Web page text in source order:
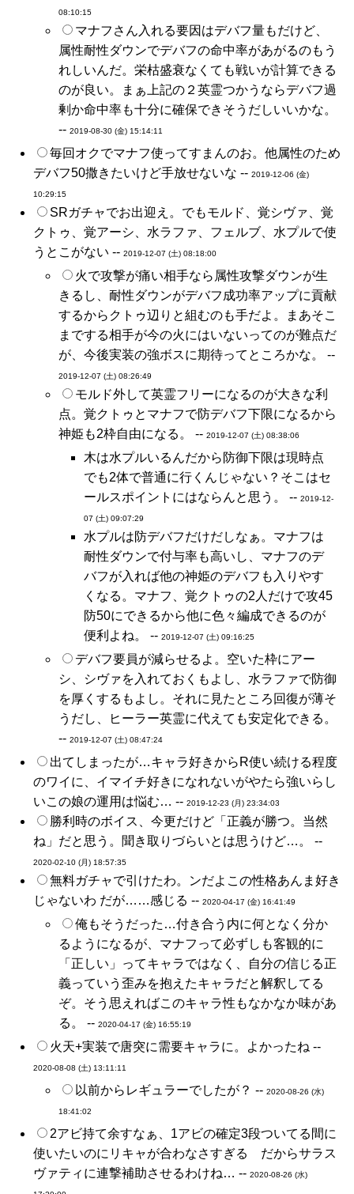
08:10:15
マナフさん入れる要因はデバフ量もだけど、
属性耐性ダウンでデバフの命中率があがるのもう
れしいんだ。栄枯盛衰なくても戦いが計算できる
のが良い。まぁ上記の２英霊つかうならデバフ過
剰か命中率も十分に確保できそうだしいいかな。
-- 2019-08-30 (金) 15:14:11
毎回オクでマナフ使ってすまんのお。他属性のため
デバフ50撒きたいけど手放せないな -- 2019-12-06 (金)
10:29:15
SRガチャでお出迎え。でもモルド、覚シヴァ、覚
クトゥ、覚アーシ、水ラファ、フェルブ、水プルで使
うとこがない -- 2019-12-07 (土) 08:18:00
火で攻撃が痛い相手なら属性攻撃ダウンが生
きるし、耐性ダウンがデバフ成功率アップに貢献
するからクトゥ辺りと組むのも手だよ。まあそこ
までする相手が今の火にはいないってのが難点だ
が、今後実装の強ボスに期待ってところかな。 --
2019-12-07 (土) 08:26:49
モルド外して英霊フリーになるのが大きな利
点。覚クトゥとマナフで防デバフ下限になるから
神姫も2枠自由になる。 -- 2019-12-07 (土) 08:38:06
木は水プルいるんだから防御下限は現時点
でも2体で普通に行くんじゃない？そこはセ
ールスポイントにはならんと思う。 -- 2019-12-
07 (土) 09:07:29
水プルは防デバフだけだしなぁ。マナフは
耐性ダウンで付与率も高いし、マナフのデ
バフが入れば他の神姫のデバフも入りやす
くなる。マナフ、覚クトゥの2人だけで攻45
防50にできるから他に色々編成できるのが
便利よね。 -- 2019-12-07 (土) 09:16:25
デバフ要員が減らせるよ。空いた枠にアー
シ、シヴァを入れておくもよし、水ラファで防御
を厚くするもよし。それに見たところ回復が薄そ
うだし、ヒーラー英霊に代えても安定化できる。
-- 2019-12-07 (土) 08:47:24
出てしまったが…キャラ好きからR使い続ける程度
のワイに、イマイチ好きになれないがやたら強いらし
いこの娘の運用は悩む… -- 2019-12-23 (月) 23:34:03
勝利時のボイス、今更だけど「正義が勝つ。当然
ね」だと思う。聞き取りづらいとは思うけど…。 --
2020-02-10 (月) 18:57:35
無料ガチャで引けたわ。ンだよこの性格あんま好き
じゃないわ だが……感じる -- 2020-04-17 (金) 16:41:49
俺もそうだった…付き合う内に何となく分か
るようになるが、マナフって必ずしも客観的に
「正しい」ってキャラではなく、自分の信じる正
義っていう歪みを抱えたキャラだと解釈してる
ぞ。そう思えればこのキャラ性もなかなか味があ
る。 -- 2020-04-17 (金) 16:55:19
火天+実装で唐突に需要キャラに。よかったね --
2020-08-08 (土) 13:11:11
以前からレギュラーでしたが？ -- 2020-08-26 (水)
18:41:02
2アビ持て余すなぁ、1アビの確定3段ついてる間に
使いたいのにリキャが合わなさすぎる だからサラス
ヴァティに連撃補助させるわけね… -- 2020-08-26 (水)